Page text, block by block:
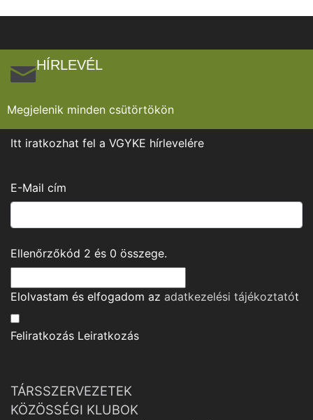
HÍRLEVÉL
Megjelenik minden csütörtökön
Itt iratkozhat fel a VGYKE hírlevelére
E-Mail cím
Ellenőrzőkód 2 és 0 összege.
Elolvastam és elfogadom az adatkezelési tájékoztatót
Feliratkozás Leiratkozás
TÁRSSZERVEZETEK
KÖZÖSSÉGI KLUBOK